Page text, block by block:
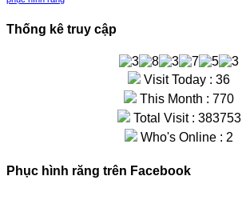
Thống kê truy cập
Visit Today : 36
This Month : 770
Total Visit : 383753
Who's Online : 2
Phục hình răng trên Facebook